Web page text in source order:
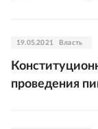
19.05.2021 Власть
проведения